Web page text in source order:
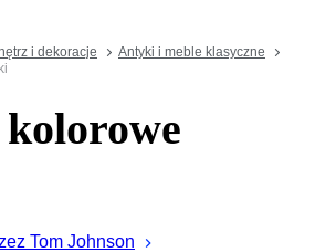
i dekoracje
Antyki i meble klasyczne
kolorowe
Tom Johnson